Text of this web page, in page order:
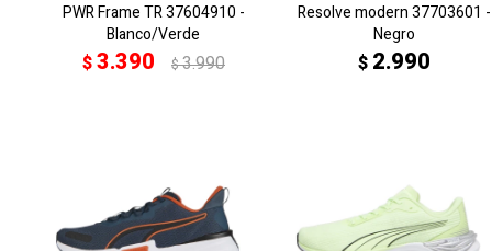
PWR Frame TR 37604910 -
Blanco/Verde
$3.390 $3.990
Resolve modern 37703601 -
Negro
$ 2.990